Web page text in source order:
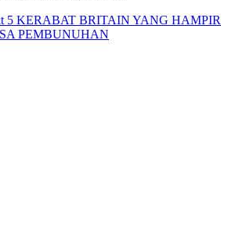
5 KERABAT BRITAIN YANG HAMPIR
PEMBUNUHAN